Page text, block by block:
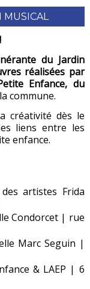
MUSICAL
du Jardin
réalisées par
Enfance, du
commune.
créativité dès le
liens entre les
enfance.
artistes Frida
Condorcet | rue
Marc Seguin |
& LAEP | 6